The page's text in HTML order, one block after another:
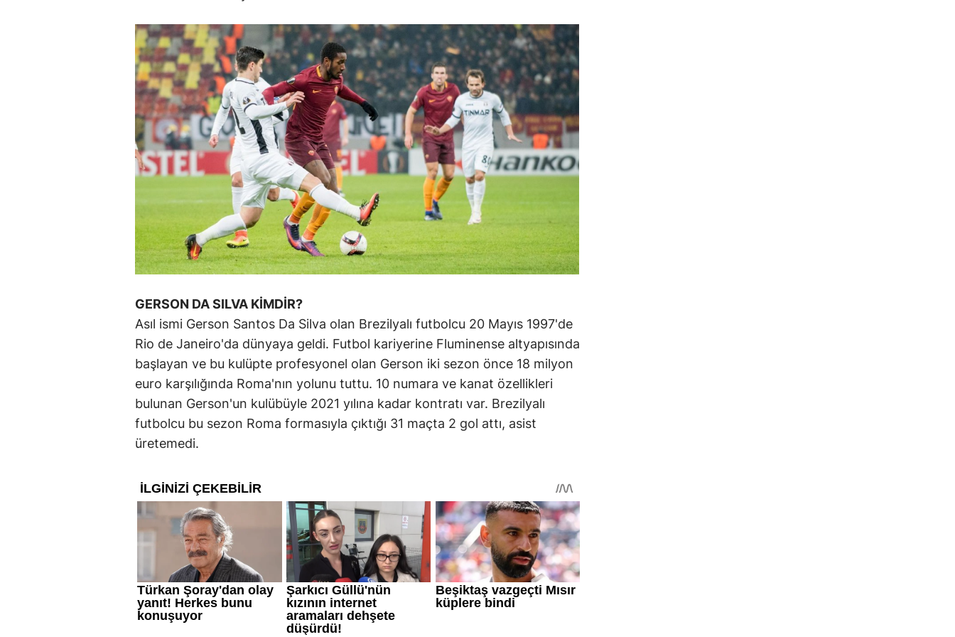
GERSON DA SILVA KİMDİR?
Asıl ismi Gerson Santos Da Silva olan Brezilyalı futbolcu 20 Mayıs 1997'de
Rio de Janeiro'da dünyaya geldi. Futbol kariyerine Fluminense altyapısında
başlayan ve bu kulüpte profesyonel olan Gerson iki sezon önce 18 milyon
euro karşılığında Roma'nın yolunu tuttu. 10 numara ve kanat özellikleri
bulunan Gerson'un kulübüyle 2021 yılına kadar kontratı var. Brezilyalı
futbolcu bu sezon Roma formasıyla çıktığı 31 maçta 2 gol attı, asist
üretemedi.